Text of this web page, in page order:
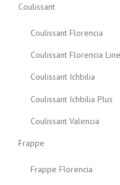
Coulissant
Coulissant Florencia
Coulissant Florencia Line
Coulissant Ichbilia
Coulissant Ichbilia Plus
Coulissant Valencia
Frappe
Frappe Florencia